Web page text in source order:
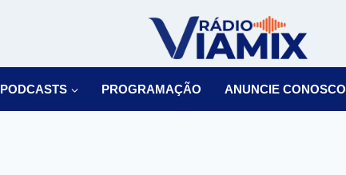
PODCASTS PROGRAMAÇÃO ANUNCIE CONOSCO